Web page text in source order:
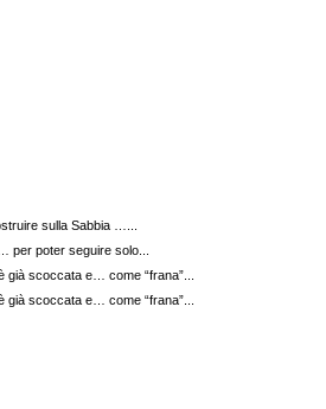
sulla Sabbia …...
per poter seguire solo...
scoccata e… come “frana”...
scoccata e… come “frana”...